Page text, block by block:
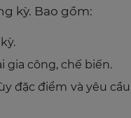
kỳ. Bao gồm:
gia công, chế biến.
đặc điểm và yêu cầu